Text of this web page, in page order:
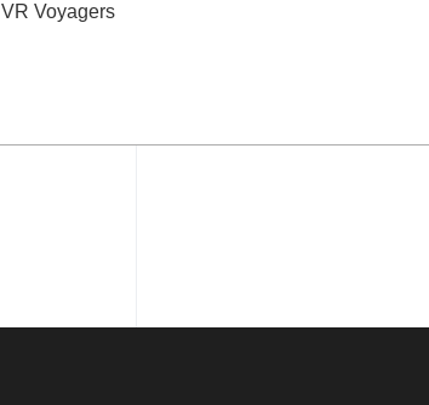
VR Voyagers